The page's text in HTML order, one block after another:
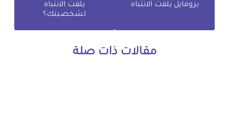
بروفايل يلفت الانتباه
يلفت الانتباه
لشخصيتك؟
مقالات ذات صلة